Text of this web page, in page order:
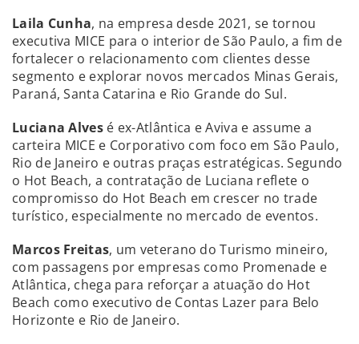
Laila Cunha, na empresa desde 2021, se tornou
executiva MICE para o interior de São Paulo, a fim de
fortalecer o relacionamento com clientes desse
segmento e explorar novos mercados Minas Gerais,
Paraná, Santa Catarina e Rio Grande do Sul.
Luciana Alvesé ex-Atlântica e Aviva e assume a
carteira MICE e Corporativo com foco em São Paulo,
Rio de Janeiro e outras praças estratégicas. Segundo
o Hot Beach, a contratação de Luciana reflete o
compromisso do Hot Beach em crescer no trade
turístico, especialmente no mercado de eventos.
Marcos Freitas, um veterano do Turismo mineiro,
com passagens por empresas como Promenade e
Atlântica, chega para reforçar a atuação do Hot
Beach como executivo de Contas Lazer para Belo
Horizonte e Rio de Janeiro.